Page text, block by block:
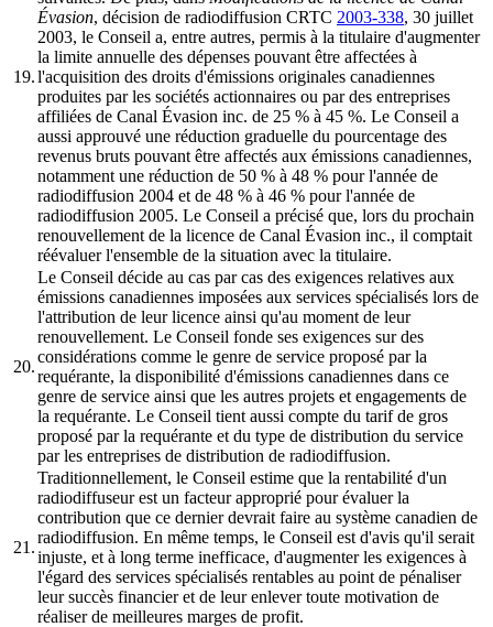
19.
Évasion, décision de radiodiffusion CRTC 2003-338, 30 juillet
2003, le Conseil a, entre autres, permis à la titulaire d'augmenter
la limite annuelle des dépenses pouvant être affectées à
l'acquisition des droits d'émissions originales canadiennes
produites par les sociétés actionnaires ou par des entreprises
affiliées de Canal Évasion inc. de 25 % à 45 %. Le Conseil a
aussi approuvé une réduction graduelle du pourcentage des
revenus bruts pouvant être affectés aux émissions canadiennes,
notamment une réduction de 50 % à 48 % pour l'année de
radiodiffusion 2004 et de 48 % à 46 % pour l'année de
radiodiffusion 2005. Le Conseil a précisé que, lors du prochain
renouvellement de la licence de Canal Évasion inc., il comptait
réévaluer l'ensemble de la situation avec la titulaire.
20.
Le Conseil décide au cas par cas des exigences relatives aux
émissions canadiennes imposées aux services spécialisés lors de
l'attribution de leur licence ainsi qu'au moment de leur
renouvellement. Le Conseil fonde ses exigences sur des
considérations comme le genre de service proposé par la
requérante, la disponibilité d'émissions canadiennes dans ce
genre de service ainsi que les autres projets et engagements de
la requérante. Le Conseil tient aussi compte du tarif de gros
proposé par la requérante et du type de distribution du service
par les entreprises de distribution de radiodiffusion.
21.
Traditionnellement, le Conseil estime que la rentabilité d'un
radiodiffuseur est un facteur approprié pour évaluer la
contribution que ce dernier devrait faire au système canadien de
radiodiffusion. En même temps, le Conseil est d'avis qu'il serait
injuste, et à long terme inefficace, d'augmenter les exigences à
l'égard des services spécialisés rentables au point de pénaliser
leur succès financier et de leur enlever toute motivation de
réaliser de meilleures marges de profit.